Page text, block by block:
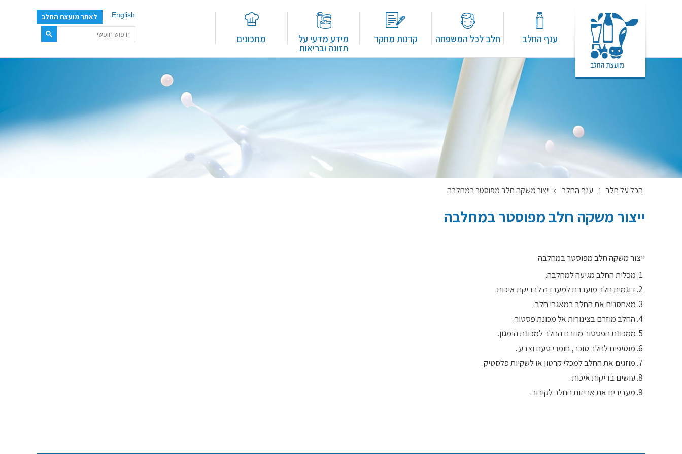
ענף החלב חלב לכל המשפחה קרנות מחקר מידע מדעי על
תזונה ובריאות
מתכונים
English לאתר מועצת החלב
הכל על חלב ענף החלב ייצור משקה חלב מפוסטר במחלבה
ייצור משקה חלב מפוסטר במחלבה
ייצור משקה חלב מפוסטר במחלבה
1. מכלית החלב מגיעה למחלבה.
2. דוגמית חלב מועברת למעבדה לבדיקת איכות.
3. מאחסנים את החלב במאגרי חלב.
4. החלב מוזרם בצינורות אל מכונת פסטור.
5. ממכונת הפסטור מוזרם החלב למכונת הימגון.
6. מוסיפים לחלב סוכר, חומרי טעם וצבע .
7. מוזגים את החלב למכלי קרטון או לשקיות פלסטיק.
8. עושים בדיקות איכות.
9. מעבירים את אריזות החלב לקירור.